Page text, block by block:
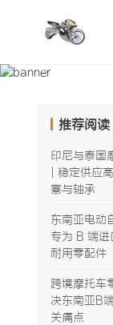
推荐阅读
印尼与泰国
| 稳定供应
塞与轴承
东南亚电动
专为 B 端进
耐用零配件
跨境摩托车
决东南亚B
关痛点